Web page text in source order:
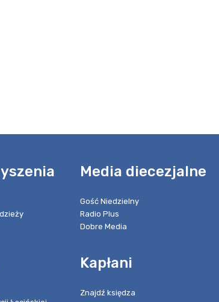
Media diecezjalne
Gość Niedzielny
Radio Plus
Dobre Media
Kapłani
Znajdź księdza